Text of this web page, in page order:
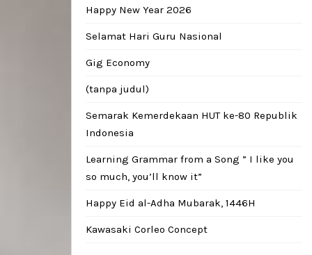
Happy New Year 2026
Selamat Hari Guru Nasional
Gig Economy
(tanpa judul)
Semarak Kemerdekaan HUT ke-80 Republik
Indonesia
Learning Grammar from a Song ” I like you
so much, you’ll know it”
Happy Eid al-Adha Mubarak, 1446H
Kawasaki Corleo Concept